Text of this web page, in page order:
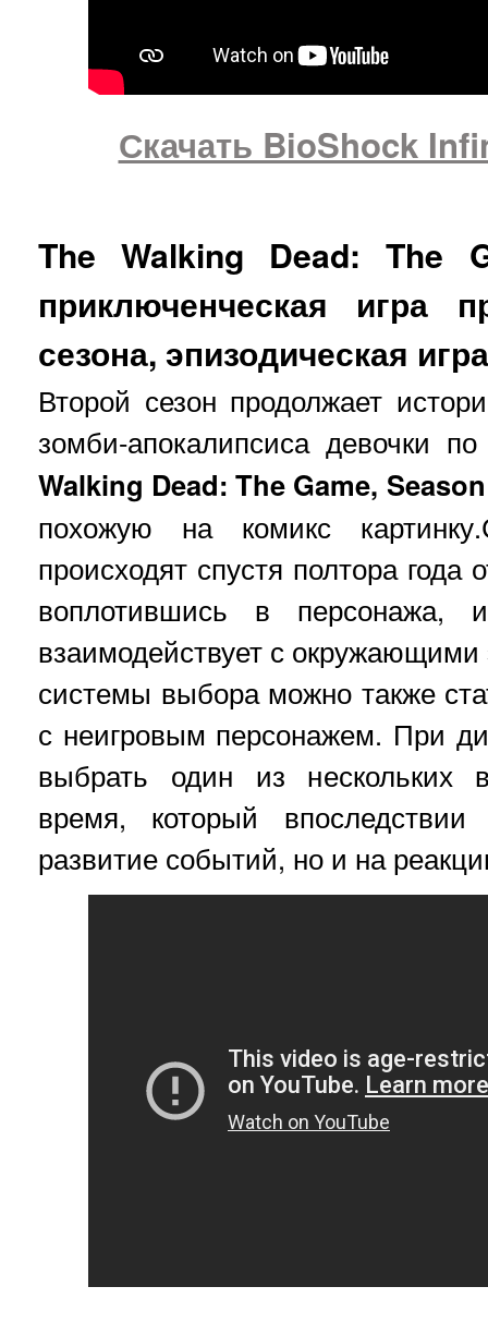
Скачать BioShock
The Walking Dead: The
приключенческая игра
сезона, эпизодическая
Второй сезон продолжает
зомби-апокалипсиса девочки
Walking Dead: The Game,
похожую на комикс
происходят спустя полтора года
воплотившись в персонажа,
взаимодействует с
системы выбора можно также
с неигровым персонажем. При
выбрать один из нескольких
время, который
развитие событий, но и на